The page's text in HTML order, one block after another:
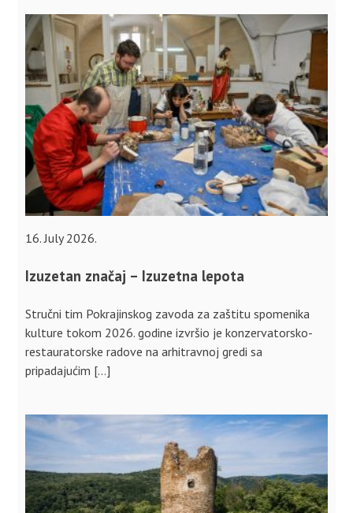
16. July 2026.
Izuzetan značaj – Izuzetna lepota
Stručni tim Pokrajinskog zavoda za zaštitu spomenika
kulture tokom 2026. godine izvršio je konzervatorsko-
restauratorske radove na arhitravnoj gredi sa
pripadajućim […]